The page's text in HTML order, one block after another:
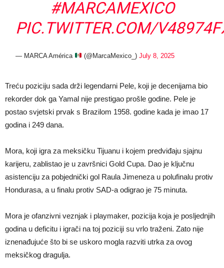
#MARCAMEXICO
PIC.TWITTER.COM/
— MARCA América (@MarcaMexico_)July 8, 2025
Treću poziciju sada drži legendarni Pele, koji je decenijama bio
rekorder dok ga Yamal nije prestigao prošle godine. Pele je
postao svjetski prvak s Brazilom 1958. godine kada je imao 17
godina i 249 dana.
Mora, koji igra za meksičku Tijuanu i kojem predviđaju sjajnu
karijeru, zablistao je u završnici Gold Cupa. Dao je ključnu
asistenciju za pobjednički gol Raula Jimeneza u polufinalu protiv
Hondurasa, a u finalu protiv SAD-a odigrao je 75 minuta.
Mora je ofanzivni veznjak i playmaker, pozicija koja je posljednjih
godina u deficitu i igrači na toj poziciji su vrlo traženi. Zato nije
iznenađujuće što bi se uskoro mogla razviti utrka za ovog
meksičkog dragulja.